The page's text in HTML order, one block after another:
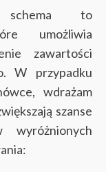
schema to
umożliwia
zawartości
W przypadku
wdrażam
szanse